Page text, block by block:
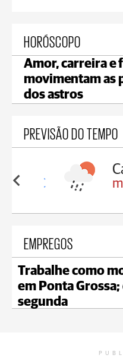
HORÓSCOPO
Amor, carreira e
movimentam as
dos astros
PREVISÃO DO TEMPO
19°C
EMPREGOS
Trabalhe como
em Ponta
segunda